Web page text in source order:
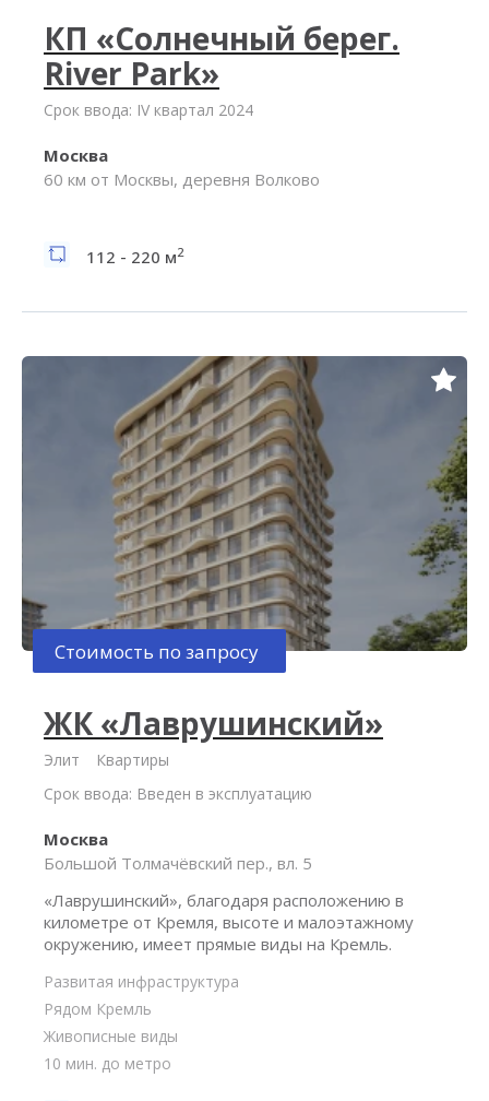
КП «Солнечный берег.
River Park»
Срок ввода: IV квартал 2024
Москва
60 км от Москвы, деревня Волково
112 - 220 м2
Стоимость по запросу
ЖК «Лаврушинский»
Элит
Квартиры
Срок ввода: Введен в эксплуатацию
Москва
Большой Толмачёвский пер., вл. 5
«Лаврушинский», благодаря расположению в
километре от Кремля, высоте и малоэтажному
окружению, имеет прямые виды на Кремль.
Развитая инфраструктура
Рядом Кремль
Живописные виды
10 мин. до метро